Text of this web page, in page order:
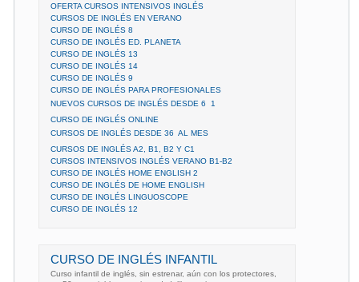
OFERTA CURSOS INTENSIVOS INGLÉS
CURSOS DE INGLÉS EN VERANO
CURSO DE INGLÉS 8
CURSO DE INGLÉS ED. PLANETA
CURSO DE INGLÉS 13
CURSO DE INGLÉS 14
CURSO DE INGLÉS 9
CURSO DE INGLÉS PARA PROFESIONALES
NUEVOS CURSOS DE INGLÉS DESDE 6  1
CURSO DE INGLÉS ONLINE
CURSOS DE INGLÉS DESDE 36  AL MES
CURSOS DE INGLÉS A2, B1, B2 Y C1
CURSOS INTENSIVOS INGLÉS VERANO B1-B2
CURSO DE INGLÉS HOME ENGLISH 2
CURSO DE INGLÉS DE HOME ENGLISH
CURSO DE INGLÉS LINGUOSCOPE
CURSO DE INGLÉS 12
CURSO DE INGLÉS INFANTIL
Curso infantil de inglés, sin estrenar, aún con los protectores,